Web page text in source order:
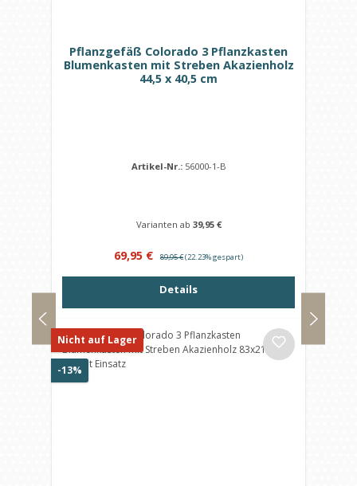
Pflanzgefäß Colorado 3 Pflanzkasten
Blumenkasten mit Streben Akazienholz
44,5 x 40,5 cm
Artikel-Nr.: 56000-1-B
Varianten ab 39,95 €
Verkaufspreis:
69,95 € Regulärer Preis:
89,95 €(22.23% gespart)
Details
Nicht auf Lager
-13% Rabatt